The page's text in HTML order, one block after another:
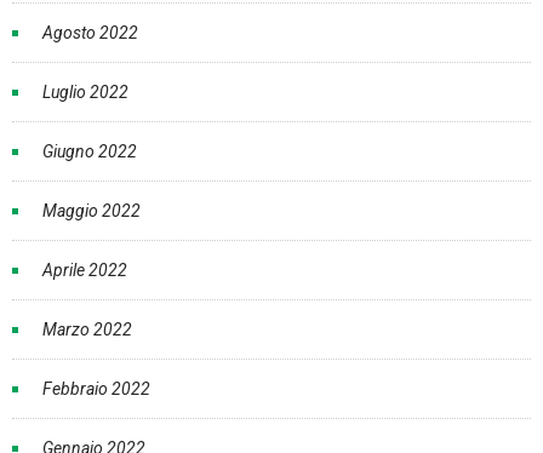
Agosto 2022
Luglio 2022
Giugno 2022
Maggio 2022
Aprile 2022
Marzo 2022
Febbraio 2022
Gennaio 2022